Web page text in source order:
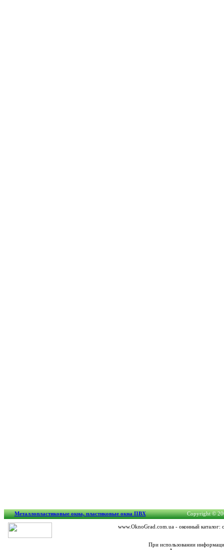
Металлопластиковые окна, пластиковые окна ПВХ Copyright ©
www.OknoGrad.com.ua - оконный
При использовании